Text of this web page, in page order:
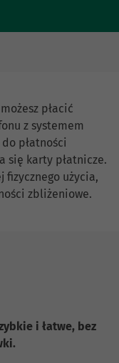
płacić
z systemem
płatności
się karty płatnicze.
fizycznego użycia,
zbliżeniowe.
i łatwe, bez